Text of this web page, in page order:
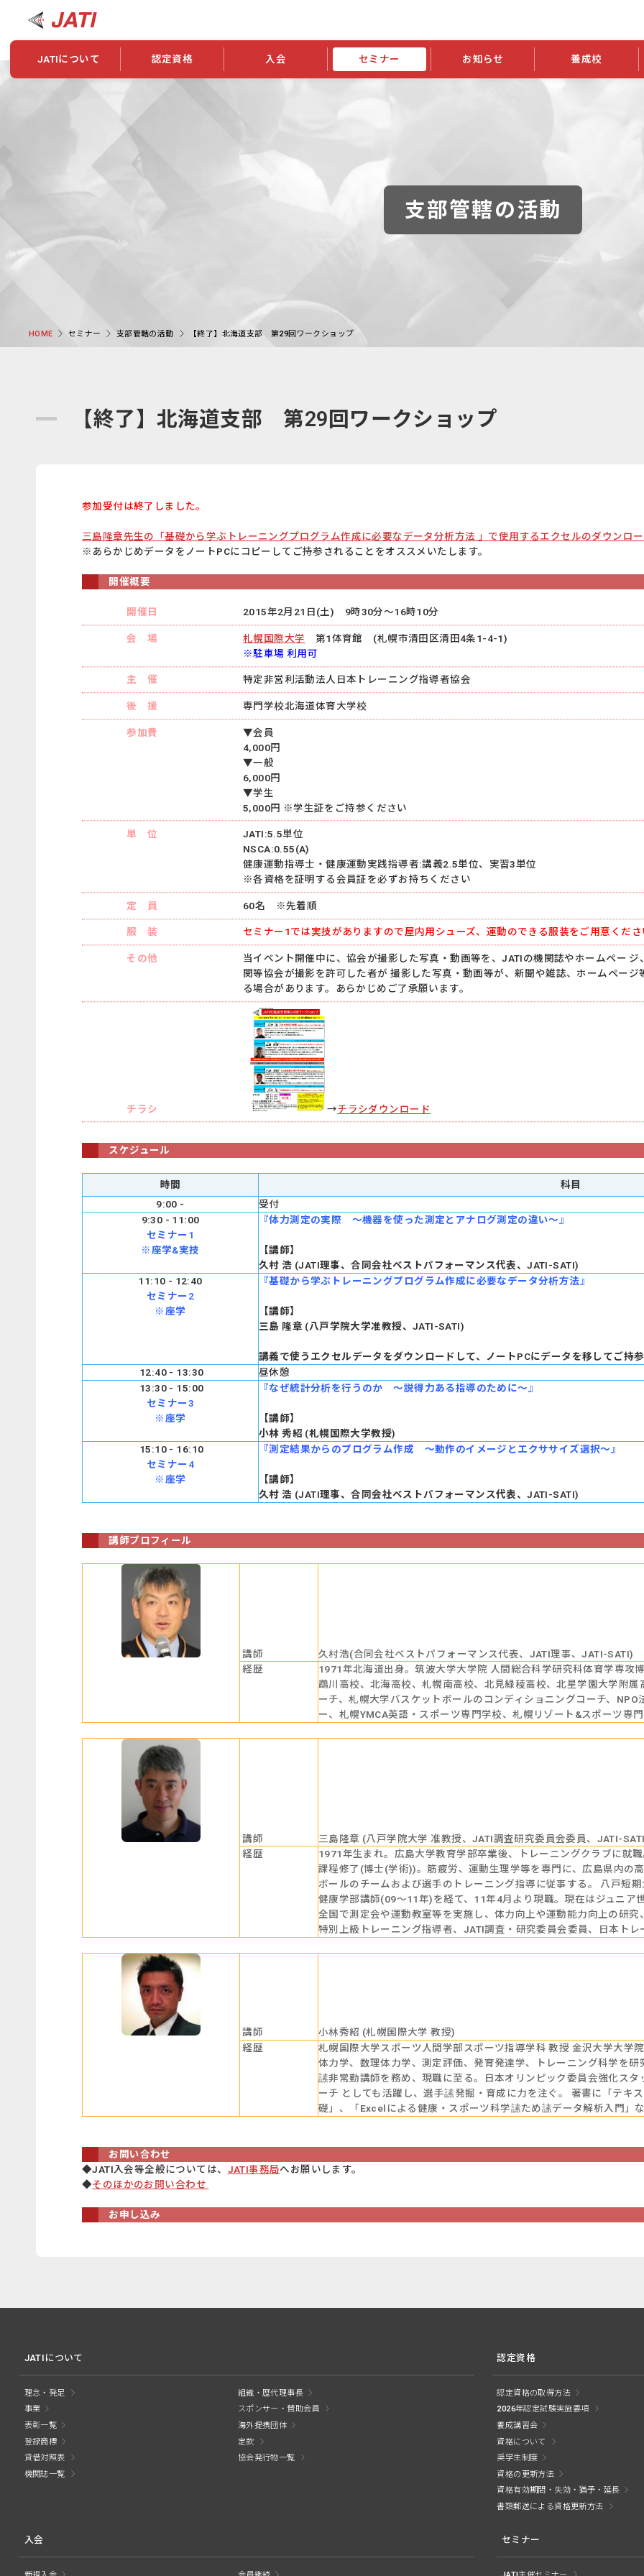
JATIについて
JATIについて
JATIの発行物
認定資格
資格について
2026年認定試験実施要項
資格について
准トレーニング指導者について
資格の更新
入会 セミナー お知らせ
スポンサー・賛助会員ニュース
養成校
指導者検索ご利用案内
学会概要
学会大会
認定資格および継続単位関係
支部管轄の活動
HOME セミナー 支部管轄の活動 【終了】北海道支部 第29回ワークショップ
【終了】北海道支部 第29回ワークショップ
参加受付は終了しました。
三島隆章先生の「基礎から学ぶトレーニングプログラム作成に必要なデータ分析方法 」で使用するエクセルのダウンロ
※あらかじめデータをノートPCにコピーしてご持参されることをオススメいたします。
開催概要
開催日 2015年2月21日(土) 9時30分～16時10分
会 場 札幌国際大学 第1体育館 (札幌市清田区清田4条1-4-1)
※駐車場 利用可
主 催 特定非営利活動法人日本トレーニング指導者協会
後 援 専門学校北海道体育大学校
参加費
▼会員
4,000円
▼一般
6,000円
▼学生
5,000円 ※学生証をご持参ください
単 位
JATI:5.5単位
NSCA:0.55(A)
健康運動指導士・健康運動実践指導者:講義2.5単位、実習3単位
※各資格を証明する会員証を必ずお持ちください
定 員 60名 ※先着順
服 装 セミナー1では実技がありますので屋内用シューズ、運動のできる服装をご用意くださ
その他
当イベント開催中に、協会が撮影した写真・動画等を、JATIの機関誌やホームペー
関等協会が撮影を許可した者が 撮影した写真・動画等が、新聞や雑誌、ホームペー
る場合があります。あらかじめご了承願います。
チラシ →チラシダウンロード
スケジュール
時間
科目
9:00 -
受付
9:30 - 11:00
セミナー1
※座学&実技
『体力測定の実際 ～機器を使った測定とアナログ測定の違い～』
【講師】
久村 浩 (JATI理事、合同会社ベストパフォーマンス代表、JATI-SATI)
11:10 - 12:40
セミナー2
※座学
『基礎から学ぶトレーニングプログラム作成に必要なデータ分析方法』
【講師】
三島 隆章 (八戸学院大学准教授、JATI-SATI)
講義で使うエクセルデータをダウンロードして、ノートPCにデータを移してご持
12:40 - 13:30
昼休憩
13:30 - 15:00
セミナー3
※座学
『なぜ統計分析を行うのか ～説得力ある指導のために～』
【講師】
小林 秀紹 (札幌国際大学教授)
15:10 - 16:10
セミナー4
※座学
『測定結果からのプログラム作成 ～動作のイメージとエクササイズ選択～』
【講師】
久村 浩 (JATI理事、合同会社ベストパフォーマンス代表、JATI-SATI)
講師プロフィール
講師
久村浩(合同会社ベストパフォーマンス代表、JATI理事、JATI-SATI)
経歴
1971年北海道出身。筑波大学大学院 人間総合科学研究科体育学専攻
鵡川高校、北海高校、札幌南高校、北見緑稜高校、北星学園大学附
ーチ、札幌大学バスケットボールのコンディショニングコーチ、
ー、札幌YMCA英語・スポーツ専門学校、札幌リゾート&スポーツ専
講師
三島隆章 (八戸学院大学 准教授、JATI調査研究委員会委員、JATI-
経歴
1971年生まれ。広島大学教育学部卒業後、トレーニングクラブに就
課程修了(博士(学術))。筋疲労、運動生理学等を専門に、広島県内の
ボールのチームおよび選手のトレーニング指導に従事する。 八戸短
健康学部講師(09～11年)を経て、11年4月より現職。現在はジュニア
全国で測定会や運動教室等を実施し、体力向上や運動能力向上の研
特別上級トレーニング指導者、JATI調査・研究委員会委員、日本トレ
講師
小林秀紹 (札幌国際大学 教授)
経歴
札幌国際大学スポーツ人間学部スポーツ指導学科 教授 金沢大学大学
体力学、数理体力学、測定評価、発育発達学、トレーニング科学を
䛾非常勤講師を務め、現職に至る。日本オリンピック委員会強化ス
ーチ としても活躍し、選手䛾発掘・育成に力を注ぐ。 著書に「テキ
礎」、「Excelによる健康・スポーツ科学䛾ため䛾データ解析入門」
お問い合わせ
◆JATI入会等全般については、 JATI事務局へお願いします。
◆そのほかのお問い合わせ
お申し込み
JATIについて
理念・発足
組織・歴代理事長
事業
スポンサー・賛助会員
表彰一覧
海外提携団体
登録商標
定款
貸借対照表
協会発行物一覧
機関誌一覧
認定資格
認定資格の取得方法
2026年認定試験実施要項
養成講習会
資格について
奨学生制度
資格の更新方法
資格有効期間・失効・猶予・延長
書類郵送による資格更新方法
入会 セミナー